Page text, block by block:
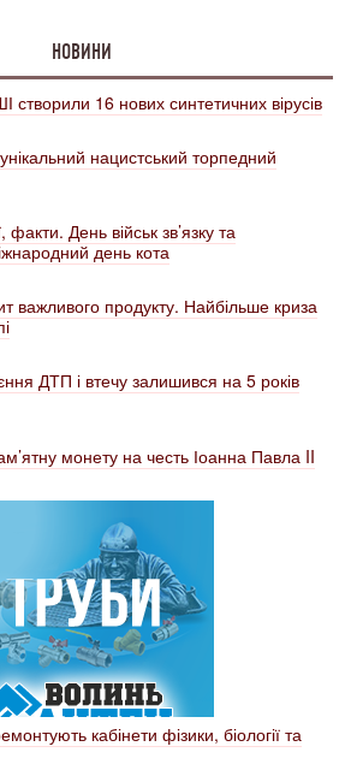
НОВИНИ
створили 16 нових синтетичних вірусів
нацистський торпедний
День військ зв’язку та
день кота
важливого продукту. Найбільше криза
ДТП і втечу залишився на 5 років
монету на честь Іоанна Павла II
кабінети фізики, біології та